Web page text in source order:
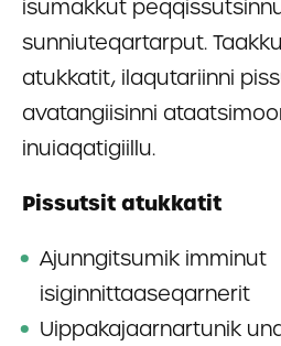
isumakkut
sunniuteqartarput.
atukkatit, ilaqutariinni
avatangiisinni
inuiaqatigiillu.
Pissutsit atukkatit
Ajunngitsumik imminut
isiginnittaaseqarnerit
Uippakajaarnartunik